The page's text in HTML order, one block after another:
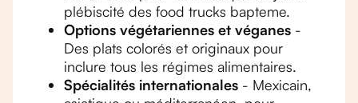
plébiscité des food trucks bapteme.
Options végétariennes et véganes -
Des plats colorés et originaux pour
inclure tous les régimes alimentaires.
Spécialités internationales - Mexicain,